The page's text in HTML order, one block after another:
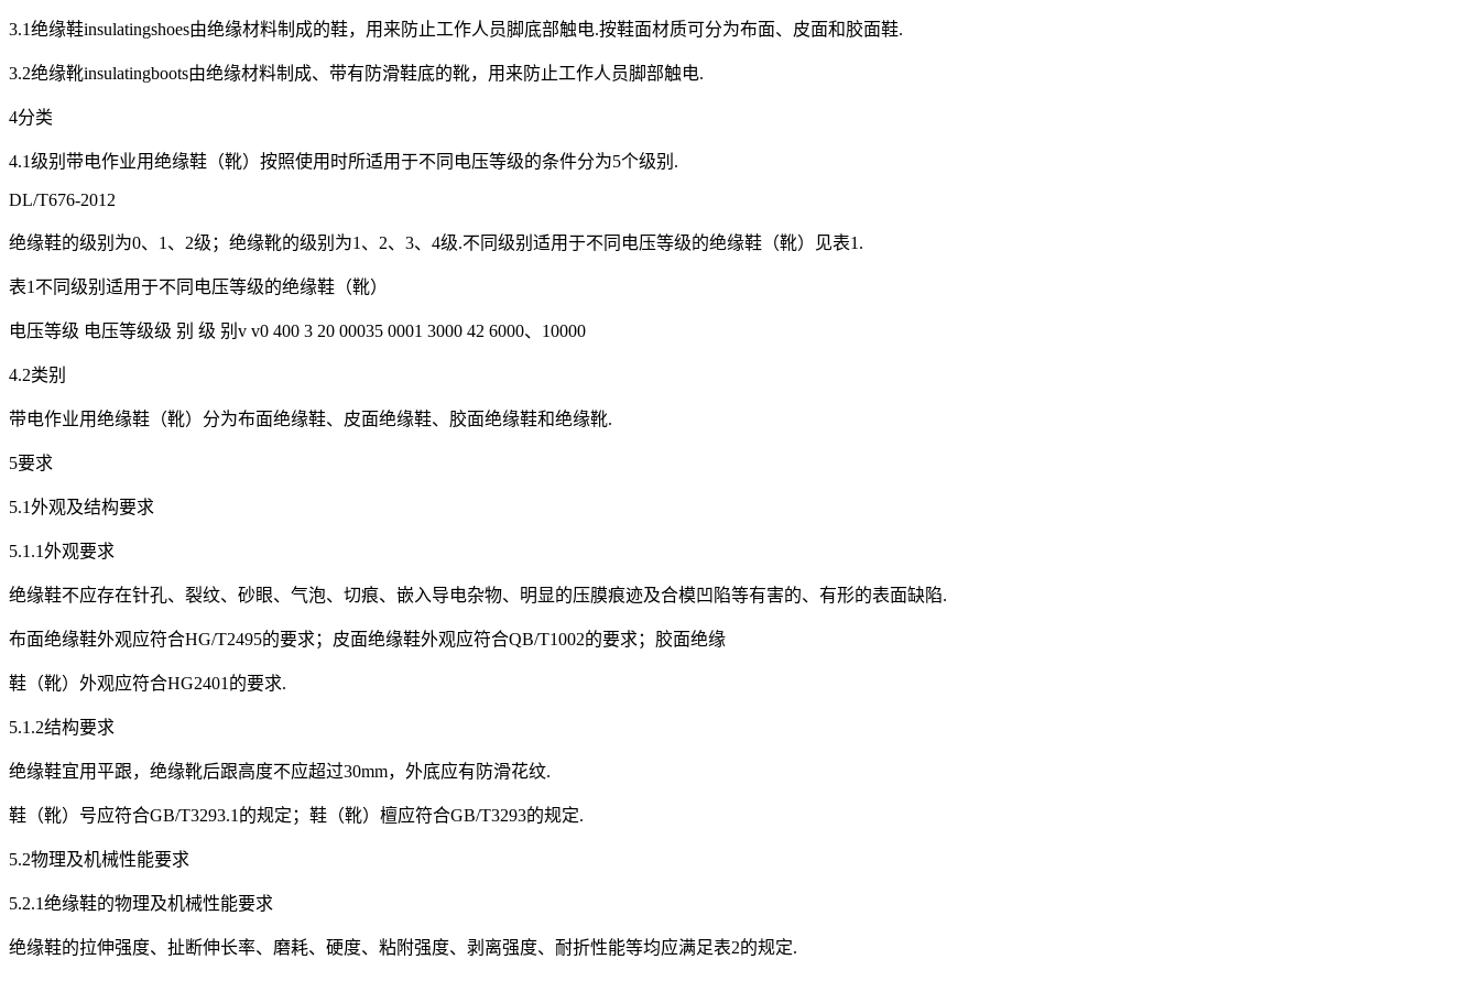
3.1绝缘鞋insulatingshoes由绝缘材料制成的鞋，用来防止工作人员脚底部触电.按鞋面材质可分为布面、皮面和胶面鞋.
3.2绝缘靴insulatingboots由绝缘材料制成、带有防滑鞋底的靴，用来防止工作人员脚部触电.
4分类
4.1级别带电作业用绝缘鞋（靴）按照使用时所适用于不同电压等级的条件分为5个级别.
DL/T676-2012
绝缘鞋的级别为0、1、2级；绝缘靴的级别为1、2、3、4级.不同级别适用于不同电压等级的绝缘鞋（靴）见表1.
表1不同级别适用于不同电压等级的绝缘鞋（靴）
电压等级 电压等级级 别 级 别v v0 400 3 20 00035 0001 3000 42 6000、10000
4.2类别
带电作业用绝缘鞋（靴）分为布面绝缘鞋、皮面绝缘鞋、胶面绝缘鞋和绝缘靴.
5要求
5.1外观及结构要求
5.1.1外观要求
绝缘鞋不应存在针孔、裂纹、砂眼、气泡、切痕、嵌入导电杂物、明显的压膜痕迹及合模凹陷等有害的、有形的表面缺陷.
布面绝缘鞋外观应符合HG/T2495的要求；皮面绝缘鞋外观应符合QB/T1002的要求；胶面绝缘
鞋（靴）外观应符合HG2401的要求.
5.1.2结构要求
绝缘鞋宜用平跟，绝缘靴后跟高度不应超过30mm，外底应有防滑花纹.
鞋（靴）号应符合GB/T3293.1的规定；鞋（靴）檀应符合GB/T3293的规定.
5.2物理及机械性能要求
5.2.1绝缘鞋的物理及机械性能要求
绝缘鞋的拉伸强度、扯断伸长率、磨耗、硬度、粘附强度、剥离强度、耐折性能等均应满足表2的规定.